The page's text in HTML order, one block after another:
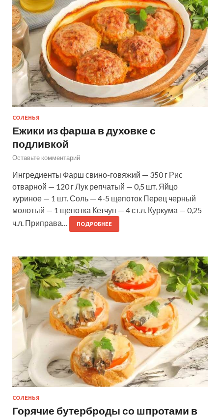
СОЛЕНЬЯ
Ежики из фарша в духовке с
подливкой
Оставьте комментарий
Ингредиенты Фарш свино-говяжий — 350 г Рис
отварной — 120 г Лук репчатый — 0,5 шт. Яйцо
куриное — 1 шт. Соль — 4-5 щепоток Перец черный
молотый — 1 щепотка Кетчуп — 4 ст.л. Куркума — 0,25
ч.л. Приправа…
ПОДРОБНЕЕ
СОЛЕНЬЯ
Горячие бутерброды со шпротами в